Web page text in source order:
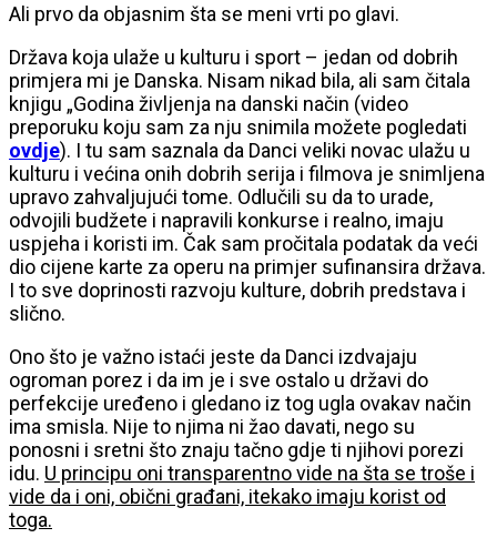
Ali prvo da objasnim šta se meni vrti po glavi.
Država koja ulaže u kulturu i sport – jedan od dobrih
primjera mi je Danska. Nisam nikad bila, ali sam čitala
knjigu „Godina življenja na danski način (video
preporuku koju sam za nju snimila možete pogledati
ovdje). I tu sam saznala da Danci veliki novac ulažu u
kulturu i većina onih dobrih serija i filmova je snimljena
upravo zahvaljujući tome. Odlučili su da to urade,
odvojili budžete i napravili konkurse i realno, imaju
uspjeha i koristi im. Čak sam pročitala podatak da veći
dio cijene karte za operu na primjer sufinansira država.
I to sve doprinosti razvoju kulture, dobrih predstava i
slično.
Ono što je važno istaći jeste da Danci izdvajaju
ogroman porez i da im je i sve ostalo u državi do
perfekcije uređeno i gledano iz tog ugla ovakav način
ima smisla. Nije to njima ni žao davati, nego su
ponosni i sretni što znaju tačno gdje ti njihovi porezi
idu. U principu oni transparentno vide na šta se troše i
vide da i oni, obični građani, itekako imaju korist od
toga.